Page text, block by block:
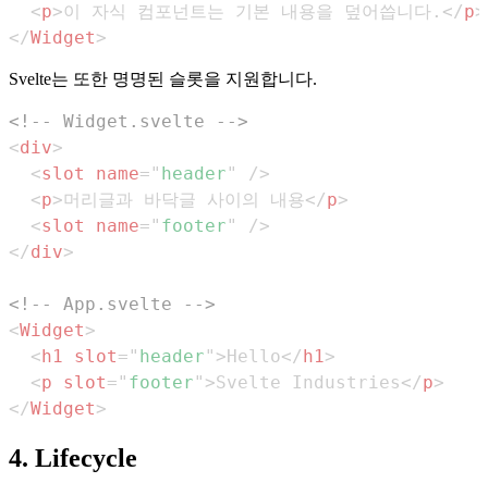
<p>이 자식 컴포넌트는 기본 내용을 덮어씁니다. </p>
</Widget>
Svelte는 또한 명명된 슬롯을 지원합니다.
<!-- Widget.svelte -->
<div>
<slot name= " header "
/>
<p>머리글과 바닥글 사이의 내용</p>
<slot name= " footer "
/>
</div>
<!-- App.svelte -->
<Widget>
< h1 slot= " header " > Hello</ h1>
<p slot= " footer " >Svelte Industries</p>
</Widget>
4. Lifecycle